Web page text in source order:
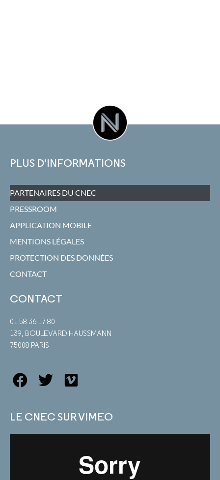
PLUS D'INFORMATIONS
PARTENAIRES DU CNEC
PRESSROOM
APPLICATION MOBILE
MENTIONS LÉGALES
PROTECTION DES DONNÉES
CONTACT
CONTACT
01 58 36 17 80
139, BOULEVARD HAUSSMANN
75008 PARIS
LE CNEC SUR VIMEO